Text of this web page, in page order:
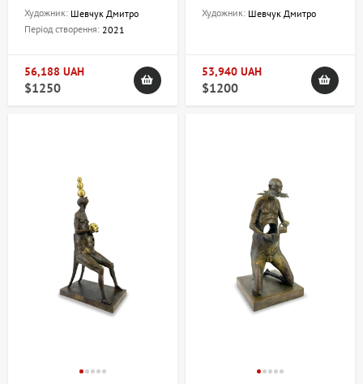
Художник: Шевчук Дмитро
Період створення: 2021
56,188 UAH
$1250
Художник: Шевчук Дмитро
53,940 UAH
$1200